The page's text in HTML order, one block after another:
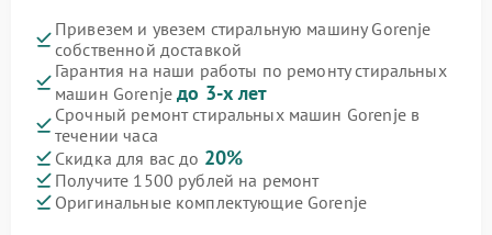
Привезем и увезем стиральную машину Gorenje
собственной доставкой
Гарантия на наши работы по ремонту стиральных
машин Gorenjeдо 3-х лет
Срочный ремонт стиральных машин Gorenje в
течении часа
Скидка для вас до 20%
Получите 1500 рублей на ремонт
Оригинальные комплектующие Gorenje